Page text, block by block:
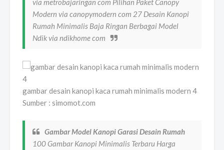
via metrobajaringan com Pilihan Paket Canopy
Modern via canopymodern com 27 Desain Kanopi
Rumah Minimalis Baja Ringan Berbagai Model
Ndik via ndikhome com
gambar desain kanopi kaca rumah minimalis modern 4
Sumber : simomot.com
Gambar Model Kanopi Garasi Desain Rumah
100 Gambar Kanopi Minimalis Terbaru Harga